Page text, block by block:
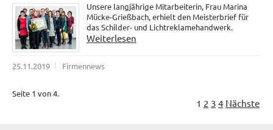
Unsere langjährige Mitarbeiterin, Frau Marina
Mücke-Grießbach, erhielt den Meisterbrief für
das Schilder- und Lichtreklamehandwerk.
Weiterlesen
25.11.2019 Firmennews
Seite 1 von 4.
1 2 3 4 Nächste